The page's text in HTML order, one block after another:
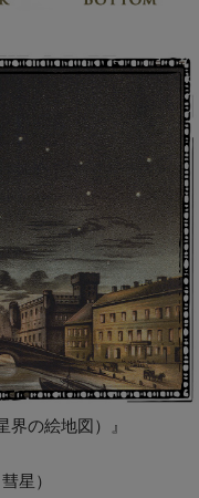
界の絵地図）』
星）